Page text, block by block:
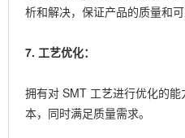
析和解决，保证产品的质量和可
7. 工艺优化：
拥有对 SMT 工艺进行优化的
本，同时满足质量需求。